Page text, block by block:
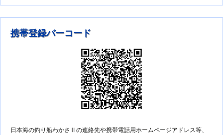
携帯登録バーコード
日本海の釣り船わかさⅡの連絡先や携帯電話用ホームページアドレス等、